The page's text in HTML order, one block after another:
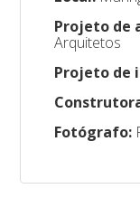
Projeto de
Arquitetos
Projeto de
Fotógrafo: